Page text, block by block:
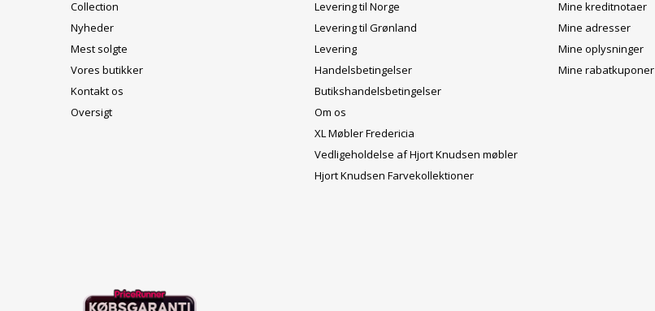
Collection
Nyheder
Mest solgte
Vores butikker
Kontakt os
Oversigt
Levering til Norge
Levering til Grønland
Levering
Handelsbetingelser
Butikshandelsbetingelser
Om os
XL Møbler Fredericia
Vedligeholdelse af Hjort Knudsen møbler
Hjort Knudsen Farvekollektioner
Mine kreditnotaer
Mine adresser
Mine oplysninger
Mine rabatkuponer